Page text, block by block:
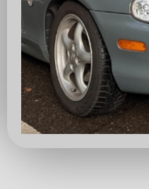
AGB
Partner
inteco edv ag
Mazda Club Schweiz